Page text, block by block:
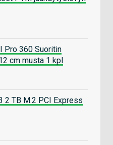
Pro 360 Suoritin
cm musta 1 kpl
2 TB M.2 PCI Express